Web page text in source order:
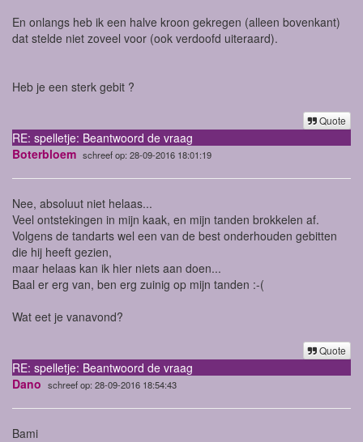
En onlangs heb ik een halve kroon gekregen (alleen bovenkant)
dat stelde niet zoveel voor (ook verdoofd uiteraard).
Heb je een sterk gebit ?
Quote
RE: spelletje: Beantwoord de vraag
Boterbloem schreef op: 28-09-2016 18:01:19
Nee, absoluut niet helaas...
Veel ontstekingen in mijn kaak, en mijn tanden brokkelen af.
Volgens de tandarts wel een van de best onderhouden gebitten
die hij heeft gezien,
maar helaas kan ik hier niets aan doen...
Baal er erg van, ben erg zuinig op mijn tanden :-(
Wat eet je vanavond?
Quote
RE: spelletje: Beantwoord de vraag
Dano schreef op: 28-09-2016 18:54:43
Bami